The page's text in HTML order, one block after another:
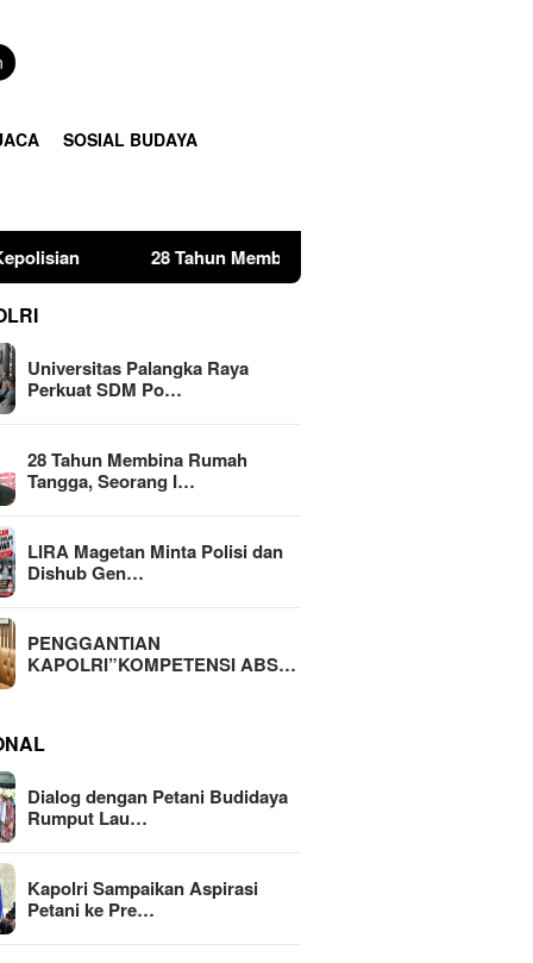
SOSIAL BUDAYA
28 Tahun Membina Rumah Tangga, Seorang Ibu Lima Anak
Universitas Palangka Raya
Perkuat SDM Po…
28 Tahun Membina Rumah
Tangga, Seorang I…
LIRA Magetan Minta Polisi dan
Dishub Gen…
PENGGANTIAN
KAPOLRI”KOMPETENSI ABS…
Dialog dengan Petani Budidaya
Rumput Lau…
Kapolri Sampaikan Aspirasi
Petani ke Pre…